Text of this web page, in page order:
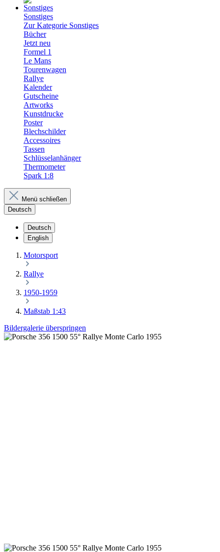
Sonstiges
Zur Kategorie Sonstiges
Bücher
Jetzt neu
Formel 1
Le Mans
Tourenwagen
Rallye
Kalender
Gutscheine
Artworks
Kunstdrucke
Poster
Blechschilder
Accessoires
Tassen
Schlüsselanhänger
Thermometer
Spark 1:8
Menü schließen
Deutsch
Deutsch
English
Motorsport
Rallye
1950-1959
Maßstab 1:43
Bildergalerie überspringen